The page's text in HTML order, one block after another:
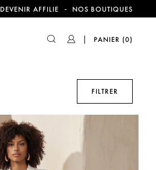
DEVENIR AFFILIE - NOS BOUTIQUES
PANIER (0)
FILTRER